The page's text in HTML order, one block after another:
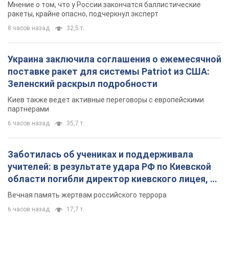
Мнение о том, что у России закончатся баллистические
ракеты, крайне опасно, подчеркнул эксперт
8 часов назад 32,5 т.
Украина заключила соглашения о ежемесячной
поставке ракет для системы Patriot из США:
Зеленский раскрыл подробности
Киев также ведет активные переговоры с европейскими
партнерами
6 часов назад 35,7 т.
Заботилась об учениках и поддерживала
учителей: в результате удара РФ по Киевской
области погибли директор киевского лицея, её
муж и внук
Вечная память жертвам российского террора
6 часов назад 17,7 т.